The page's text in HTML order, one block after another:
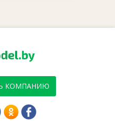
КОМПАНИЮ